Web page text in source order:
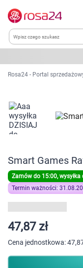
Kategorie
Dla zwierząt
Zdrowie
Kobieta w ciąży i
Dziecko
Higiena
Rosa24 - Portal
Smart Games
Zamów do 15:00, wysyłka
Termin ważności:
47,87 zł
Cena jednostkowa: